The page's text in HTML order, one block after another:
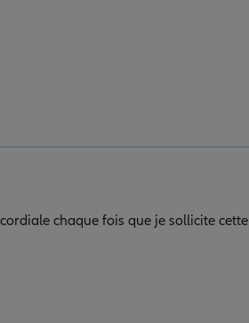
chaque fois que je sollicite cette